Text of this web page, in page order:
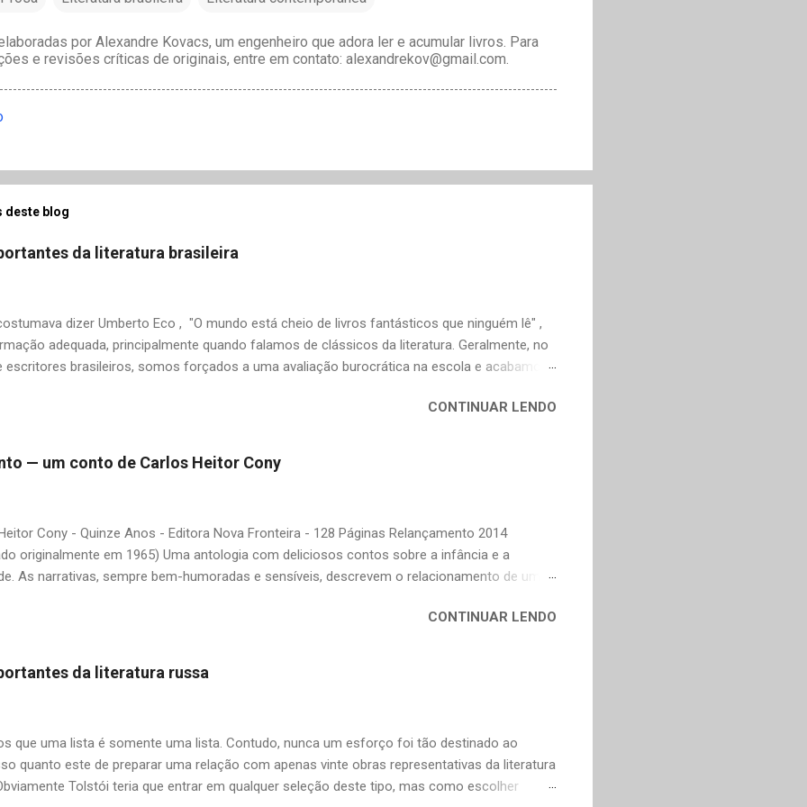
por Alexandre Kovacs, um engenheiro que adora ler e acumular livros. Para
e revisões críticas de originais, entre em contato: alexandrekov@gmail.com.
deste blog
da literatura brasileira
dizer Umberto Eco , "O mundo está cheio de livros fantásticos que ninguém lê" ,
adequada, principalmente quando falamos de clássicos da literatura. Geralmente, no
escritores brasileiros, somos forçados a uma avaliação burocrática na escola e acabamos
É surpreendente como uma segunda visita a essas obras, já em nossa maturidade, pode
nós? A limitação de apenas 20 indicações me forçou a deixar grandes autores de fora,
Álvares de Azevedo, Antônio Calado, Augusto dos Anjos, Autran Dourado, Carlos
de Andrade, Castro Alves, Cecília Meireles, Dias Gomes, Dalton Trevisan, Fernando
(em o...
CONTINUAR LENDO
— um conto de Carlos Heitor Cony
Cony - Quinze Anos - Editora Nova Fronteira - 128 Páginas Relançamento 2014
originalmente em 1965) Uma antologia com deliciosos contos sobre a infância e a
As narrativas, sempre bem-humoradas e sensíveis, descrevem o relacionamento de um
primeiro dos seis casamentos do escritor. O livro deixa um sabor de saudade de uma época
sempre "politicamente corretas", como comprar pintos na feira e fazer todas as vontades
mimada. O pai, as filhas e o pinto (Carlos Heitor Cony) — Papai, se eu pedir uma coisa o
A primeira e mecânica vontade é dizer que dava. Mas resolve valorizar. — Bom,
CONTINUAR LENDO
da literatura russa
que uma lista é somente uma lista. Contudo, nunca um esforço foi tão destinado ao
quanto este de preparar uma relação com apenas vinte obras representativas da literatura
Tolstói teria que entrar em qualquer seleção deste tipo, mas como escolher